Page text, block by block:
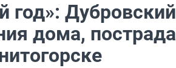
год»:
дома,